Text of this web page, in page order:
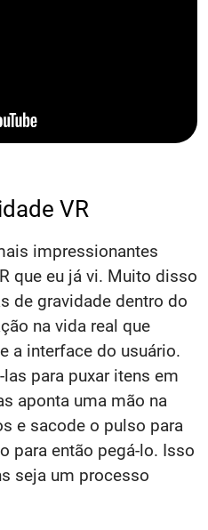
VR
impressionantes
que eu já vi. Muito disso
de gravidade dentro do
na vida real que
a interface do usuário.
para puxar itens em
aponta uma mão na
e sacode o pulso para
para então pegá-lo. Isso
seja um processo